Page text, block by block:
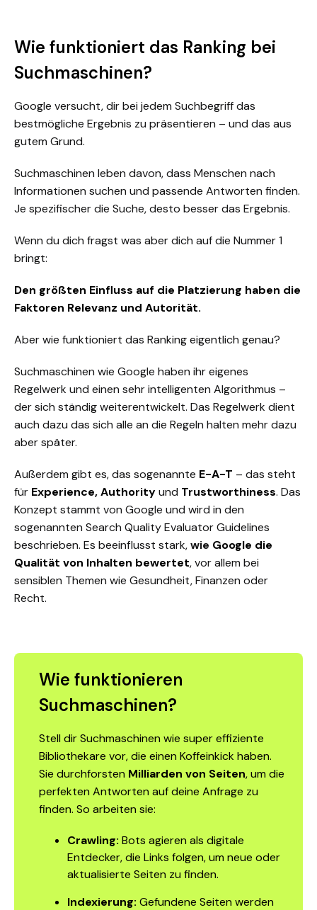
Wie funktioniert das Ranking bei
Suchmaschinen?
Google versucht, dir bei jedem Suchbegriff das
bestmögliche Ergebnis zu präsentieren – und das aus
gutem Grund.
Suchmaschinen leben davon, dass Menschen nach
Informationen suchen und passende Antworten finden.
Je spezifischer die Suche, desto besser das Ergebnis.
Wenn du dich fragst was aber dich auf die Nummer 1
bringt:
Den größten Einfluss auf die Platzierung haben die
Faktoren Relevanz und Autorität.
Aber wie funktioniert das Ranking eigentlich genau?
Suchmaschinen wie Google haben ihr eigenes
Regelwerkund einen sehr intelligenten Algorithmus –
der sich ständig weiterentwickelt. Das Regelwerk dient
auch dazu das sich alle an die Regeln halten mehr dazu
aber später.
Außerdem gibt es, das sogenannte E-A-T – das steht
für Experience, Authorityund Trustworthiness. Das
Konzept stammt von Google und wird in den
sogenannten Search Quality Evaluator Guidelines
beschrieben. Es beeinflusst stark,wie Google die
Qualität von Inhalten bewertet, vor allem bei
sensiblen Themen wie Gesundheit, Finanzen oder
Recht.
Wie funktionieren
Suchmaschinen?
Stell dir Suchmaschinen wie super effiziente
Bibliothekare vor, die einen Koffeinkick haben.
Sie durchforsten Milliarden von Seiten, um die
perfekten Antworten auf deine Anfrage zu
finden. So arbeiten sie:
Crawling: Bots agieren als digitale
Entdecker, die Links folgen, um neue oder
aktualisierte Seiten zu finden.
Indexierung: Gefundene Seiten werden